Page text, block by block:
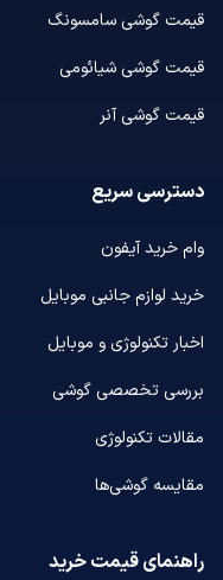
قیمت گوشی سامسونگ
قیمت گوشی شیائومی
قیمت گوشی آنر
دسترسی سریع
وام خرید آیفون
خرید لوازم جانبی موبایل
اخبار تکنولوژی و موبایل
بررسی تخصصی گوشی
مقالات تکنولوژی
مقایسه گوشی‌ها
راهنمای قیمت خرید